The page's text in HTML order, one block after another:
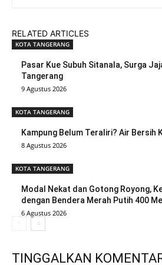
RELATED ARTICLES
KOTA TANGERANG
Pasar Kue Subuh Sitanala, Surga
Tangerang
9 Agustus 2026
KOTA TANGERANG
Kampung Belum Teraliri? Air Bersih
8 Agustus 2026
KOTA TANGERANG
Modal Nekat dan Gotong Royong,
dengan Bendera Merah Putih 400
6 Agustus 2026
TINGGALKAN